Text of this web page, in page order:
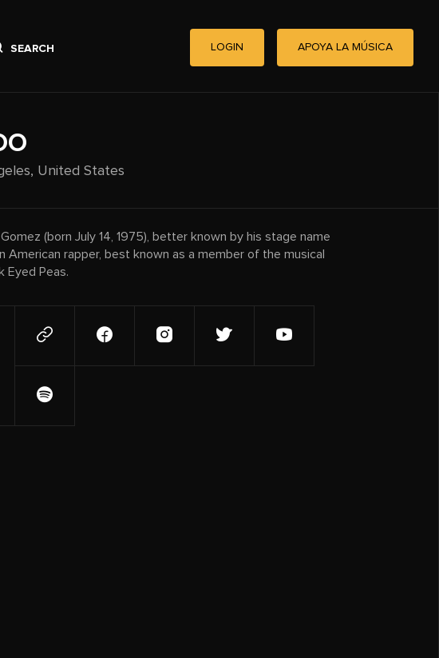
SEARCH LOGIN APOYA LA MÚSICA
United States
(born July 14, 1975), better known by his stage name
American rapper, best known as a member of the musical
Eyed Peas.